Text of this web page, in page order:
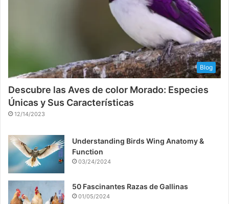
Blog
Descubre las Aves de color Morado: Especies
Únicas y Sus Características
12/14/2023
Understanding Birds Wing Anatomy &
Function
03/24/2024
50 Fascinantes Razas de Gallinas
01/05/2024